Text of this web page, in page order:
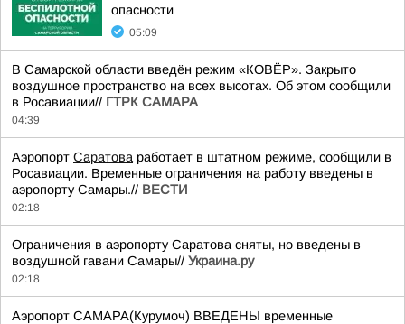
опасности
05:09
В Самарской области введён режим «КОВЁР». Закрыто
воздушное пространство на всех высотах. Об этом сообщили
в Росавиации// ГТРК САМАРА
04:39
Аэропорт Саратова работает в штатном режиме, сообщили в
Росавиации. Временные ограничения на работу введены в
аэропорту Самары.// ВЕСТИ
02:18
Ограничения в аэропорту Саратова сняты, но введены в
воздушной гавани Самары// Украина.ру
02:18
Аэропорт САМАРА(Курумоч) ВВЕДЕНЫ временные